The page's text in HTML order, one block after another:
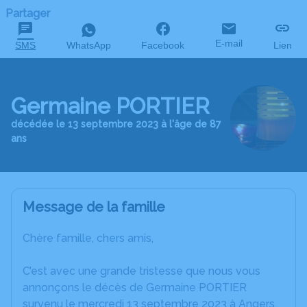
Partager
SMS WhatsApp Facebook E-mail Lien
Germaine PORTIER
décédée le 13 septembre 2023 à l'âge de 87
ans
Message de la famille
Chère famille, chers amis,
C’est avec une grande tristesse que nous vous
annonçons le décès de Germaine PORTIER
survenu le mercredi 13 septembre 2023 à Angers.